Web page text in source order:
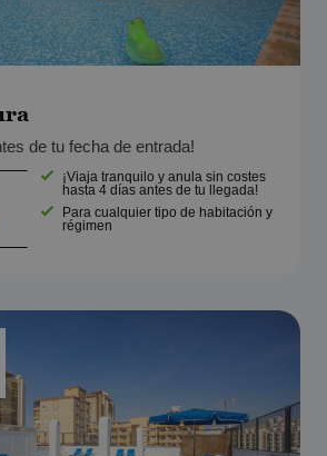
de tu fecha de entrada!
¡Viaja tranquilo y anula sin costes
hasta 4 días antes de tu llegada!
Para cualquier tipo de habitación y
régimen